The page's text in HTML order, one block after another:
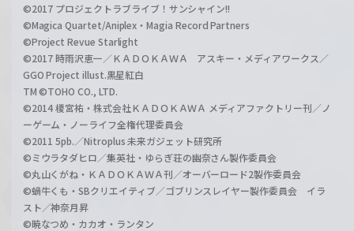
©2017 プロジェクトラブライブ！サンシャイン!!
©Magica Quartet/Aniplex・Magia Record Partners
©Project Revue Starlight
©2017 時雨沢恵一／ＫＡＤＯＫＡＷＡ アスキー・メディアワークス／
GGO Project illust.黒星紅白
TM ©TOHO CO., LTD.
©2014 榎宮祐・株式会社ＫＡＤＯＫＡＷＡ メディアファクトリー刊／ノ
ーゲーム・ノーライフ全権代理委員会
©2011 5pb.／Nitroplus 未来ガジェット研究所
©ミウラタダヒロ／集英社・ゆらぎ荘の幽奈さん製作委員会
©丸山くがね・ＫＡＤＯＫＡＷＡ刊／オーバーロード2製作委員会
©蝸牛くも・SBクリエイティブ／ゴブリンスレイヤー製作委員会 イラ
スト／神奈月昇
©暁なつめ・カカオ・ランタン